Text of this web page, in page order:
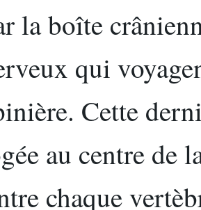
la boîte
qui
Cette
au centre de
chaque